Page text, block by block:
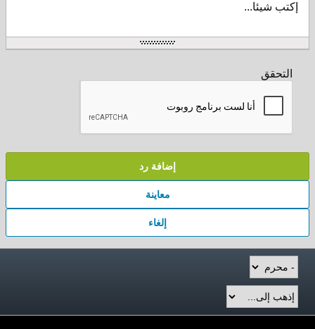
إكتب شيئا...
التحقق
إضافة رد
معاينة
إلغاء